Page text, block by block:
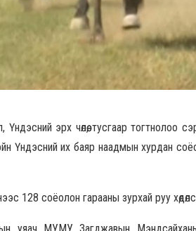
эрх чөлөө, тусгаар тогтнолоо
Үндэсний их баяр наадмын хурдан
128 соёолон гарааны зурхай руу